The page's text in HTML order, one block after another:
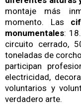
montaje más
momento. Las
monumentales:
circuito cerrado,
toneladas de
participan
electricidad,
voluntarios y
verdadero arte.